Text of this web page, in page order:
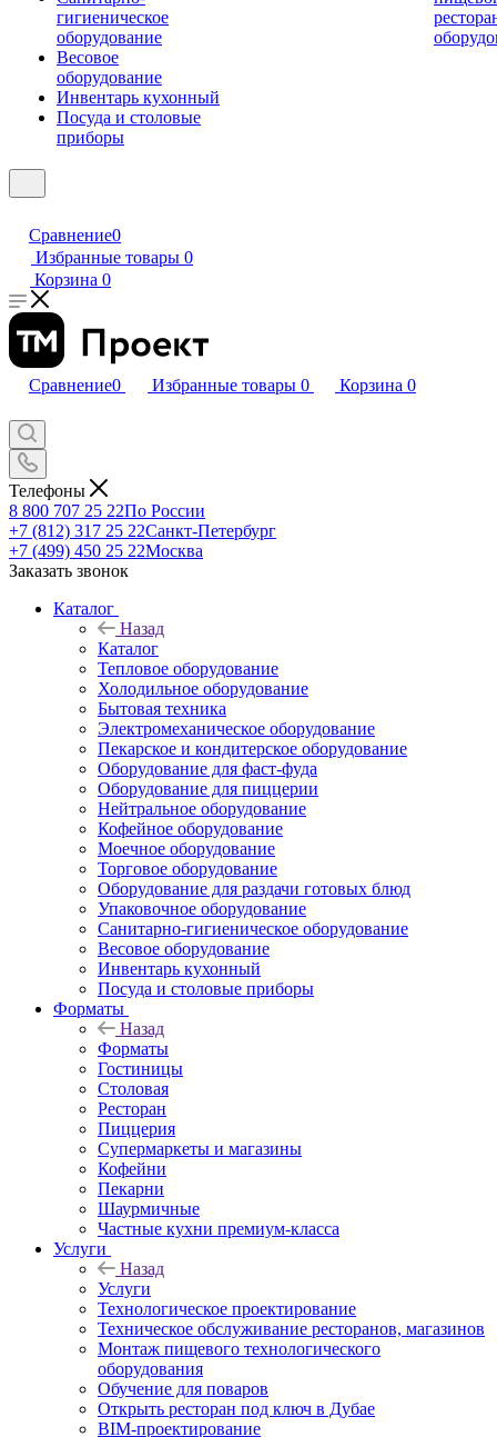
гигиеническое
оборудование
Весовое
оборудование
Инвентарь кухонный
Посуда и столовые
приборы
Сравнение0
Избранные товары 0
Корзина 0
Сравнение0 Избранные товары 0 Корзина 0
Телефоны
8 800 707 25 22По России
+7 (812) 317 25 22Санкт-Петербург
+7 (499) 450 25 22Москва
Заказать звонок
Каталог
Назад
Каталог
Тепловое оборудование
Холодильное оборудование
Бытовая техника
Электромеханическое оборудование
Пекарское и кондитерское оборудование
Оборудование для фаст-фуда
Оборудование для пиццерии
Нейтральное оборудование
Кофейное оборудование
Моечное оборудование
Торговое оборудование
Оборудование для раздачи готовых блюд
Упаковочное оборудование
Санитарно-гигиеническое оборудование
Весовое оборудование
Инвентарь кухонный
Посуда и столовые приборы
Форматы
Назад
Форматы
Гостиницы
Столовая
Ресторан
Пиццерия
Супермаркеты и магазины
Кофейни
Пекарни
Шаурмичные
Частные кухни премиум-класса
Услуги
Назад
Услуги
Технологическое проектирование
Техническое обслуживание ресторанов, магазинов
Монтаж пищевого технологического
оборудования
Обучение для поваров
Открыть ресторан под ключ в Дубае
BIM-проектирование